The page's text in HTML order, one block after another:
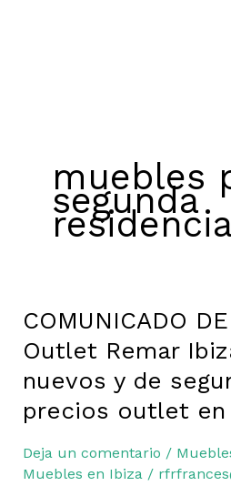
muebles
segunda
COMUNICADO
Outlet Remar
nuevos y de
precios outlet en
Deja un comentario /
Muebles en Ibiza/
COMUNICADO
DE
PRENSA
–
Outlet
Ibiza:
muebles